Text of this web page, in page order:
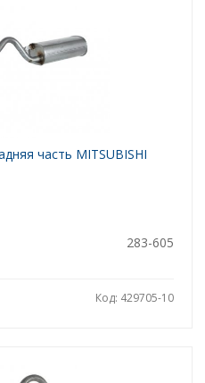
часть MITSUBISHI
283-605
Код: 429705-10